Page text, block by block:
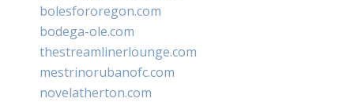
bolesfororegon.com
bodega-ole.com
thestreamlinerlounge.com
mestrinorubanofc.com
novelatherton.com